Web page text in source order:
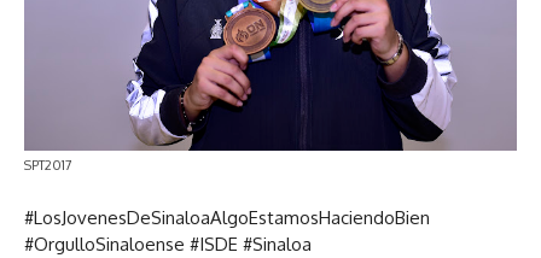
SPT2017
#LosJovenesDeSinaloaAlgoEstamosHaciendoBien
#OrgulloSinaloense #ISDE #Sinaloa